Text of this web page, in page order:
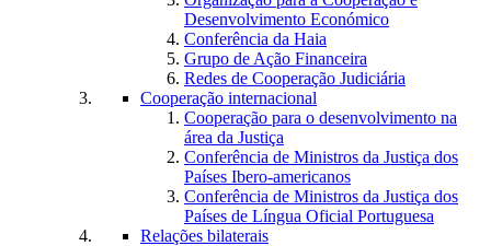
Desenvolvimento Económico
Conferência da Haia
Grupo de Ação Financeira
Redes de Cooperação Judiciária
Cooperação internacional
Cooperação para o desenvolvimento na
área da Justiça
Conferência de Ministros da Justiça dos
Países Ibero-americanos
Conferência de Ministros da Justiça dos
Países de Língua Oficial Portuguesa
Relações bilaterais